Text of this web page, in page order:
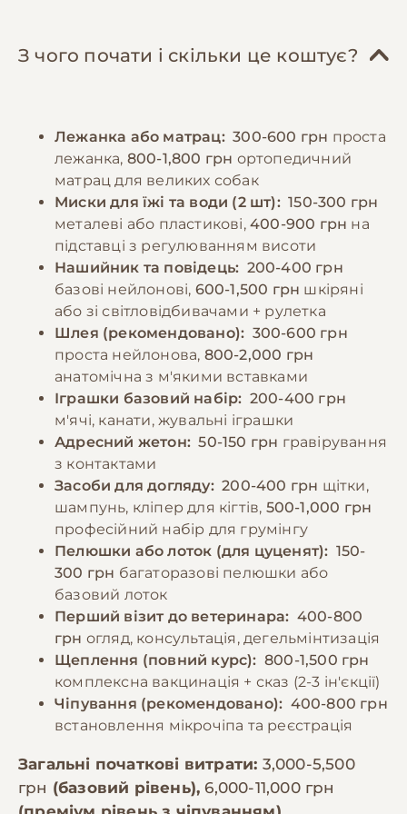
навчання базовим командам з раннього віку,
обов'язковими елементами догляду.
🎁 −10% на зоотовари
За промокодом E-PET
кількість білків, жирів та вуглеводів у
правильному співвідношенні. Дорослих
Порції мають відповідати розміру та
енергетичним потребам собаки. Необхідно
забезпечити постійний доступ до свіжої
води та слідкувати за реакцією організму на
різні продукти.
🎁 −10% на зоотовари
За промокодом E-PET
З чого почати і скільки це коштує?
Лежанка або матрац: 300-600 грн проста
лежанка, 800-1,800 грн ортопедичний
матрац для великих собак
Миски для їжі та води (2 шт): 150-300 грн
металеві або пластикові, 400-900 грн на
підставці з регулюванням висоти
Нашийник та повідець: 200-400 грн
базові нейлонові, 600-1,500 грн шкіряні
або зі світловідбивачами + рулетка
Шлея (рекомендовано): 300-600 грн
проста нейлонова, 800-2,000 грн
анатомічна з м'якими вставками
Іграшки базовий набір: 200-400 грн
м'ячі, канати, жувальні іграшки
Адресний жетон: 50-150 грн гравірування
з контактами
Засоби для догляду: 200-400 грн щітки,
шампунь, кліпер для кігтів, 500-1,000 грн
професійний набір для грумінгу
Пелюшки або лоток (для цуценят): 150-
300 грн багаторазові пелюшки або
базовий лоток
Перший візит до ветеринара: 400-800
грн огляд, консультація, дегельмінтизація
Щеплення (повний курс): 800-1,500 грн
комплексна вакцинація + сказ (2-3 ін'єкції)
Чіпування (рекомендовано): 400-800 грн
встановлення мікрочіпа та реєстрація
Загальні початкові витрати: 3,000-5,500
грн (базовий рівень),6,000-11,000 грн